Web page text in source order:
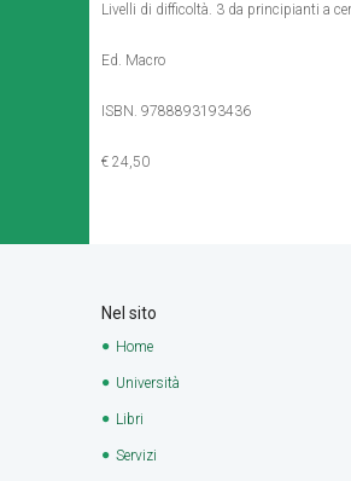
Livelli di difficoltà. 3 da principianti a
Ed. Macro
ISBN. 9788893193436
€ 24,50
Nel sito
Home
Università
Libri
Servizi